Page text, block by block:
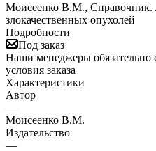
Моисеенко В.М., Справочник.
злокачественных опухолей
Подробности
Под заказ
Наши менеджеры обязательно
условия заказа
Характеристики
Автор
—
Моисеенко В.М.
Издательство
—